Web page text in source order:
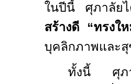
ในปีนี้ ศุภาลัย
สร้างดี “ทรงใ
บุคลิกภาพและ
ทั้งนี้ ศุภาลั